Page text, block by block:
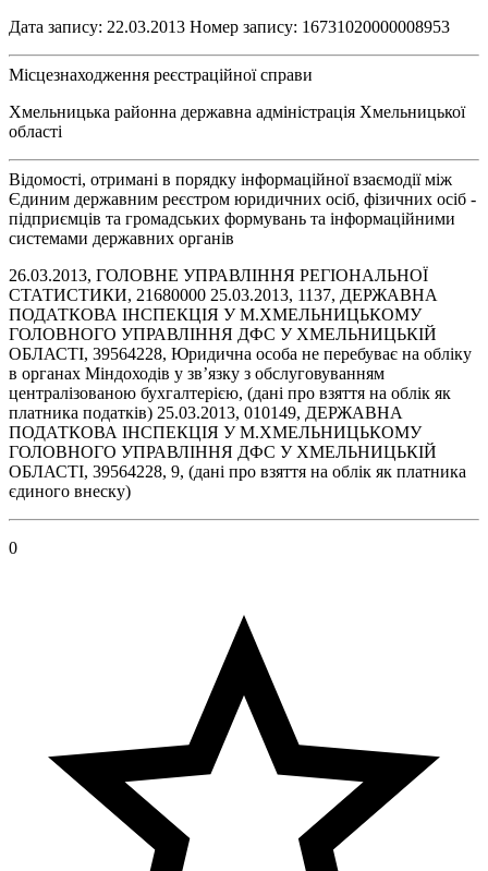
Дата запису: 22.03.2013 Номер запису: 16731020000008953
Місцезнаходження реєстраційної справи
Хмельницька районна державна адміністрація Хмельницької
області
Відомості, отримані в порядку інформаційної взаємодії між
Єдиним державним реєстром юридичних осіб, фізичних осіб -
підприємців та громадських формувань та інформаційними
системами державних органів
26.03.2013, ГОЛОВНЕ УПРАВЛІННЯ РЕГІОНАЛЬНОЇ
СТАТИСТИКИ, 21680000 25.03.2013, 1137, ДЕРЖАВНА
ПОДАТКОВА IНСПЕКЦIЯ У М.ХМЕЛЬНИЦЬКОМУ
ГОЛОВНОГО УПРАВЛIННЯ ДФС У ХМЕЛЬНИЦЬКIЙ
ОБЛАСТI, 39564228, Юридична особа не перебуває на обліку
в органах Міндоходів у зв’язку з обслуговуванням
централізованою бухгалтерією, (дані про взяття на облік як
платника податків) 25.03.2013, 010149, ДЕРЖАВНА
ПОДАТКОВА IНСПЕКЦIЯ У М.ХМЕЛЬНИЦЬКОМУ
ГОЛОВНОГО УПРАВЛIННЯ ДФС У ХМЕЛЬНИЦЬКIЙ
ОБЛАСТI, 39564228, 9, (дані про взяття на облік як платника
єдиного внеску)
0